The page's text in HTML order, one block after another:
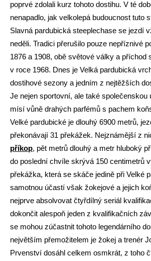
poprvé zdolali kurz tohoto dostihu. V té
nenapadlo, jak velkolepá budoucnost tuto
Slavná pardubická steeplechase se jezdí
neděli. Tradici přerušilo pouze nepříznivé
1876 a 1908, obě světové války a příchod
v roce 1968. Dnes je Velká pardubická
dostihové sezony a jedním z nejtěžších
Je nejen sportovní, ale také společenskou
mísí vůně drahých parfémů s pachem
Velké pardubické je dlouhý 6900 metrů,
překonávají 31 překážek. Nejznámější z
příkop, pět metrů dlouhý a metr hluboký
do poslední chvíle skrývá 150 centimetrů
překážka, která se skáče jedině při Velké
samotnou účastí však žokejové a jejich
nejprve absolvovat čtyřdílný seriál
dokončit alespoň jeden z kvalifikačních
se mohou zúčastnit tohoto legendárního
největším přemožitelem je žokej a trenér
Prvenství dosáhl celkem osmkrát, z toho